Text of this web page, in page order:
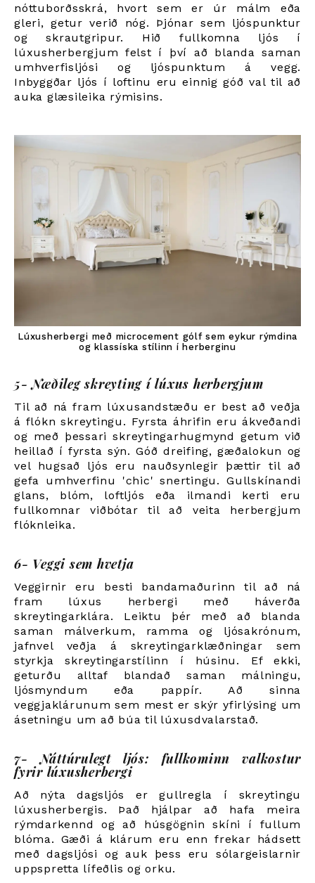
nóttuborðsskrá, hvort sem er úr málm eða
gleri, getur verið nóg. Þjónar sem ljóspunktur
og skrautgripur. Hið fullkomna ljós í
lúxusherbergjum felst í því að blanda saman
umhverfisljósi og ljóspunktum á vegg.
Inbyggðar ljós í loftinu eru einnig góð val til að
auka glæsileika rýmisins.
Lúxusherbergi með microcement gólf sem eykur rýmdina
og klassíska stílinn í herberginu
5- Næðileg skreyting í lúxus herbergjum
Til að ná fram lúxusandstæðu er best að veðja
á flókn skreytingu. Fyrsta áhrifin eru ákveðandi
og með þessari skreytingarhugmynd getum við
heillað í fyrsta sýn. Góð dreifing, gæðalokun og
vel hugsað ljós eru nauðsynlegir þættir til að
gefa umhverfinu 'chic' snertingu. Gullskínandi
glans, blóm, loftljós eða ilmandi kerti eru
fullkomnar viðbótar til að veita herbergjum
flóknleika.
6- Veggi sem hvetja
Veggirnir eru besti bandamaðurinn til að ná
fram lúxus herbergi með háverða
skreytingarklára. Leiktu þér með að blanda
saman málverkum, ramma og ljósakrónum,
jafnvel veðja á skreytingarklæðningar sem
styrkja skreytingarstílinn í húsinu. Ef ekki,
geturðu alltaf blandað saman málningu,
ljósmyndum eða pappír. Að sinna
veggjaklárunum sem mest er skýr yfirlýsing um
ásetningu um að búa til lúxusdvalarstað.
7- Náttúrulegt ljós: fullkominn valkostur
fyrir lúxusherbergi
Að nýta dagsljós er gullregla í skreytingu
lúxusherbergis. Það hjálpar að hafa meira
rýmdarkennd og að húsgögnin skíni í fullum
blóma. Gæði á klárum eru enn frekar hádsett
með dagsljósi og auk þess eru sólargeislarnir
uppspretta lífeðlis og orku.